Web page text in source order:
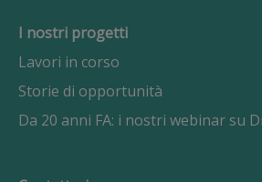
I nostri progetti
Lavori in corso
Storie di opportunità
Da 20 anni FA: i nostri webinar su